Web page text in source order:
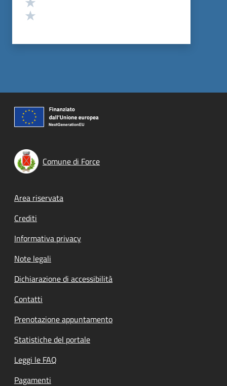
Comune di Force
Footer menu
Area riservata
Crediti
Informativa privacy
Note legali
Dichiarazione di accessibilità
Contatti
Prenotazione appuntamento
Statistiche del portale
Leggi le FAQ
Pagamenti